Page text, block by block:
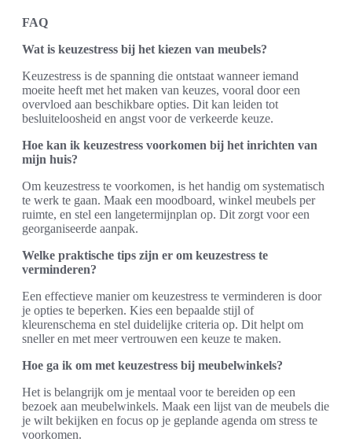
FAQ
Wat is keuzestress bij het kiezen van meubels?
Keuzestress is de spanning die ontstaat wanneer iemand
moeite heeft met het maken van keuzes, vooral door een
overvloed aan beschikbare opties. Dit kan leiden tot
besluiteloosheid en angst voor de verkeerde keuze.
Hoe kan ik keuzestress voorkomen bij het inrichten van
mijn huis?
Om keuzestress te voorkomen, is het handig om systematisch
te werk te gaan. Maak een moodboard, winkel meubels per
ruimte, en stel een langetermijnplan op. Dit zorgt voor een
georganiseerde aanpak.
Welke praktische tips zijn er om keuzestress te
verminderen?
Een effectieve manier om keuzestress te verminderen is door
je opties te beperken. Kies een bepaalde stijl of
kleurenschema en stel duidelijke criteria op. Dit helpt om
sneller en met meer vertrouwen een keuze te maken.
Hoe ga ik om met keuzestress bij meubelwinkels?
Het is belangrijk om je mentaal voor te bereiden op een
bezoek aan meubelwinkels. Maak een lijst van de meubels die
je wilt bekijken en focus op je geplande agenda om stress te
voorkomen.